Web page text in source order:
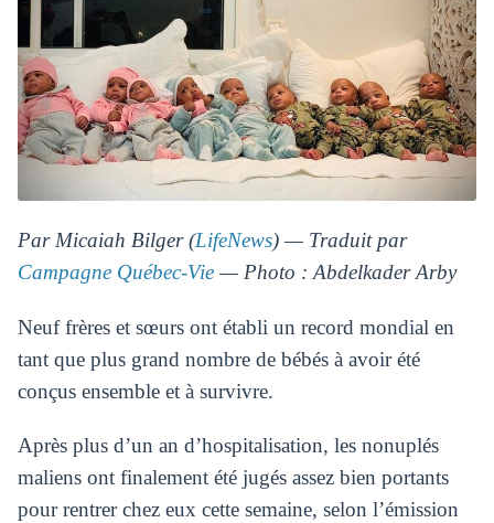
Par Micaiah Bilger (LifeNews) — Traduit par
Campagne Québec-Vie— Photo : Abdelkader Arby
Neuf frères et sœurs ont établi un record mondial en
tant que plus grand nombre de bébés à avoir été
conçus ensemble et à survivre.
Après plus d’un an d’hospitalisation, les nonuplés
maliens ont finalement été jugés assez bien portants
pour rentrer chez eux cette semaine, selon l’émission